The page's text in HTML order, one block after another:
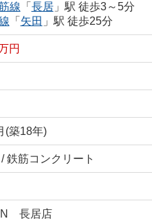
線 「 長居」駅 徒歩3～5分
「 矢田 」駅 徒歩25分
円
(築18年)
鉄筋コンクリート
長居店